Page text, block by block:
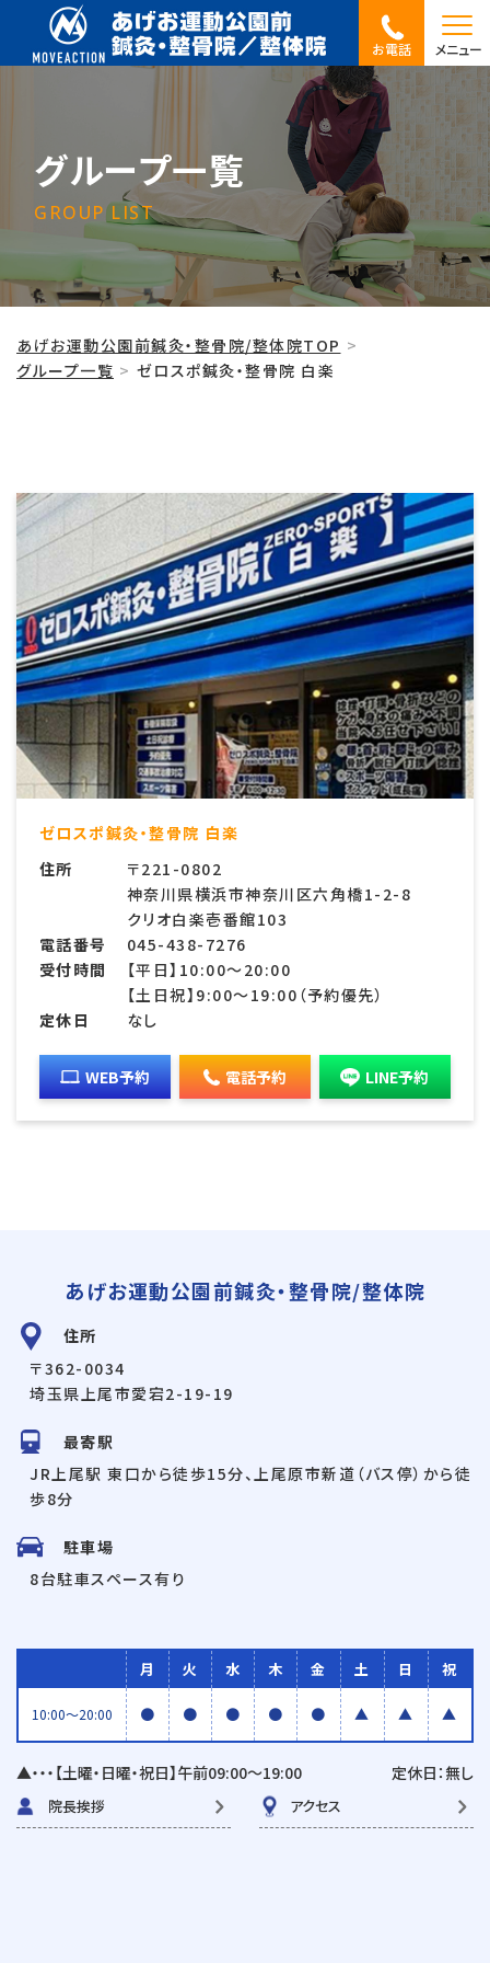
お電話 メニュー
グループ一覧
GROUP LIST
あげお運動公園前鍼灸・整骨院/整体院TOP
グループ一覧
ゼロスポ鍼灸・整骨院 白楽
ゼロスポ鍼灸・整骨院 白楽
住所
〒221-0802
神奈川県横浜市神奈川区六角橋1-2-8
クリオ白楽壱番館103
電話番号
045-438-7276
受付時間
【平日】10:00〜20:00
【土日祝】9:00〜19:00（予約優先）
定休日
なし
WEB予約 電話予約 LINE予約
あげお運動公園前鍼灸・整骨院/整体院
住所
〒362-0034
埼玉県上尾市愛宕2-19-19
最寄駅
JR上尾駅 東口から徒歩15分、上尾原市新道（バス停）から徒
歩8分
駐車場
8台駐車スペース有り
月 火 水 木 金 土 日 祝
10:00〜20:00 ● ● ● ● ● ▲ ▲ ▲
▲・・・【土曜・日曜・祝日】午前09:00〜19:00 定休日：無し
院長挨拶 アクセス